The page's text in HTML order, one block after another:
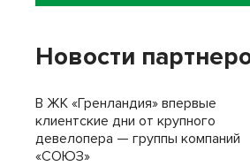
Новости
В ЖК «Гренландия» впервые
клиентские дни от крупного
девелопера — группы компаний
«СОЮЗ»